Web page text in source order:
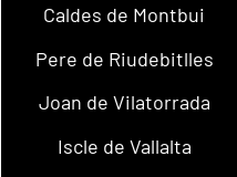
Caldes de Montbui
Pere de Riudebitlles
Joan de Vilatorrada
Iscle de Vallalta